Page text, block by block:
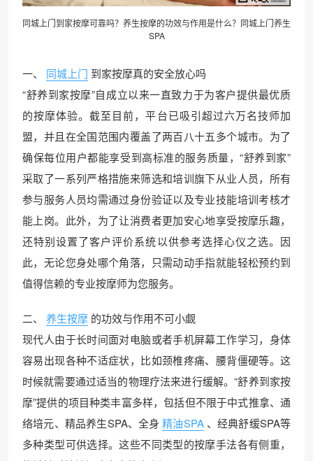
同城上门到家按摩可靠吗？养生按摩的功效与作用是什么？同城上门养生
SPA
一、 同城上门 到家按摩真的安全放心吗
“舒养到家按摩”自成立以来一直致力于为客户提供最优质
的按摩体验。截至目前，平台已吸引超过六万名技师加
盟，并且在全国范围内覆盖了两百八十五多个城市。为了
确保每位用户都能享受到高标准的服务质量，“舒养到家”
采取了一系列严格措施来筛选和培训旗下从业人员，所有
参与服务人员均需通过身份验证以及专业技能培训考核才
能上岗。此外，为了让消费者更加安心地享受按摩乐趣，
还特别设置了客户评价系统以供参考选择心仪之选。因
此，无论您身处哪个角落，只需动动手指就能轻松预约到
值得信赖的专业按摩师为您服务。
二、 养生按摩 的功效与作用不可小觑
现代人由于长时间面对电脑或者手机屏幕工作学习，身体
容易出现各种不适症状，比如颈椎疼痛、腰背僵硬等。这
时候就需要通过适当的物理疗法来进行缓解。“舒养到家按
摩”提供的项目种类丰富多样，包括但不限于中式推拿、通
络培元、精品养生SPA、全身 精油SPA 、经典舒缓SPA等
多种类型可供选择。这些不同类型的按摩手法各有侧重，